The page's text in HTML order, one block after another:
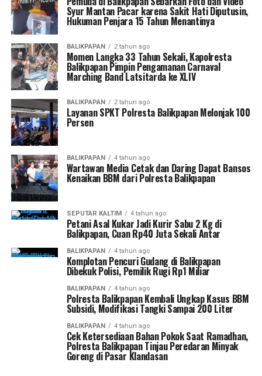
Syur Mantan Pacar karena Sakit Hati Diputusin,
Hukuman Penjara 15 Tahun Menantinya
BALIKPAPAN 2 tahun ago
Momen Langka 33 Tahun Sekali, Kapolresta
Balikpapan Pimpin Pengamanan Carnaval
Marching Band Latsitarda ke XLIV
BALIKPAPAN 2 tahun ago
Layanan SPKT Polresta Balikpapan Melonjak 100
Persen
BALIKPAPAN 4 tahun ago
Wartawan Media Cetak dan Daring Dapat Bansos
Kenaikan BBM dari Polresta Balikpapan
SEPUTAR KALTIM 4 tahun ago
Petani Asal Kukar Jadi Kurir Sabu 2 Kg di
Balikpapan, Cuan Rp40 Juta Sekali Antar
BALIKPAPAN 4 tahun ago
Komplotan Pencuri Gudang di Balikpapan
Dibekuk Polisi, Pemilik Rugi Rp1 Miliar
BALIKPAPAN 4 tahun ago
Polresta Balikpapan Kembali Ungkap Kasus BBM
Subsidi, Modifikasi Tangki Sampai 200 Liter
BALIKPAPAN 4 tahun ago
Cek Ketersediaan Bahan Pokok Saat Ramadhan,
Polresta Balikpapan Tinjau Peredaran Minyak
Goreng di Pasar Klandasan